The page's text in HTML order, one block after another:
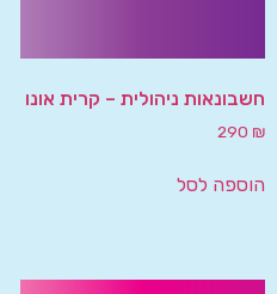
חשבונאות ניהולית – קרית אונו
290 ₪
הוספה לסל